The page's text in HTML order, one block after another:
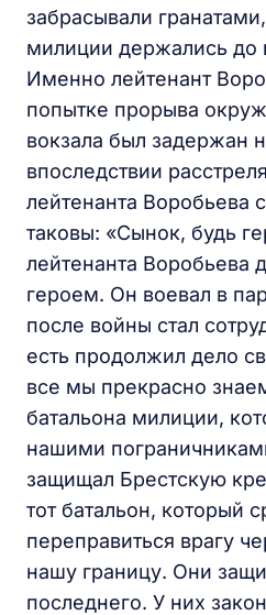
забрасывали
милиции держались до
Именно лейтенант
попытке прорыва
вокзала был задержан
впоследствии
лейтенанта Воробьева
таковы: «Сынок, будь
лейтенанта Воробьева
героем. Он воевал в
после войны стал
есть продолжил дело
все мы прекрасно
батальона милиции,
нашими
защищал Брестскую
тот батальон, который
переправиться врагу
нашу границу. Они
последнего. У них